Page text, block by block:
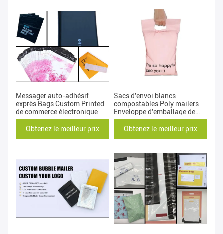
Messager auto-adhésif
exprès Bags Custom Printed
de commerce électronique
Obtenez le meilleur prix
Sacs d'envoi blancs
compostables Poly mailers
Enveloppe d'emballage de
commerce électronique
Obtenez le meilleur prix